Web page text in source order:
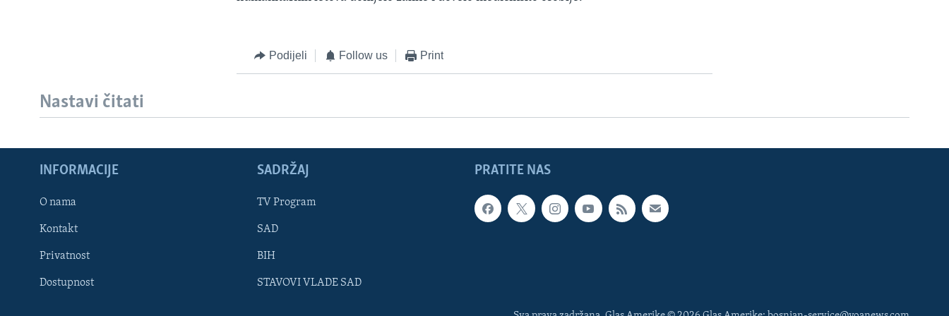
Podijeli Follow us Print
Nastavi čitati
PRATITE NAS
INFORMACIJE
O nama
Kontakt
Privatnost
Dostupnost
SADRŽAJ
TV Program
SAD
BIH
STAVOVI VLADE SAD